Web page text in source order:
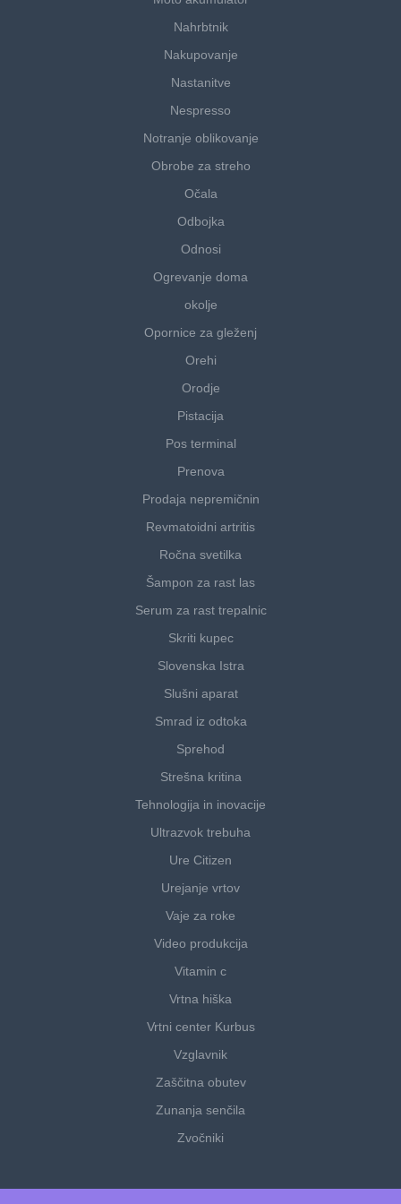
Nahrbtnik
Nakupovanje
Nastanitve
Nespresso
Notranje oblikovanje
Obrobe za streho
Očala
Odbojka
Odnosi
Ogrevanje doma
okolje
Opornice za gleženj
Orehi
Orodje
Pistacija
Pos terminal
Prenova
Prodaja nepremičnin
Revmatoidni artritis
Ročna svetilka
Šampon za rast las
Serum za rast trepalnic
Skriti kupec
Slovenska Istra
Slušni aparat
Smrad iz odtoka
Sprehod
Strešna kritina
Tehnologija in inovacije
Ultrazvok trebuha
Ure Citizen
Urejanje vrtov
Vaje za roke
Video produkcija
Vitamin c
Vrtna hiška
Vrtni center Kurbus
Vzglavnik
Zaščitna obutev
Zunanja senčila
Zvočniki